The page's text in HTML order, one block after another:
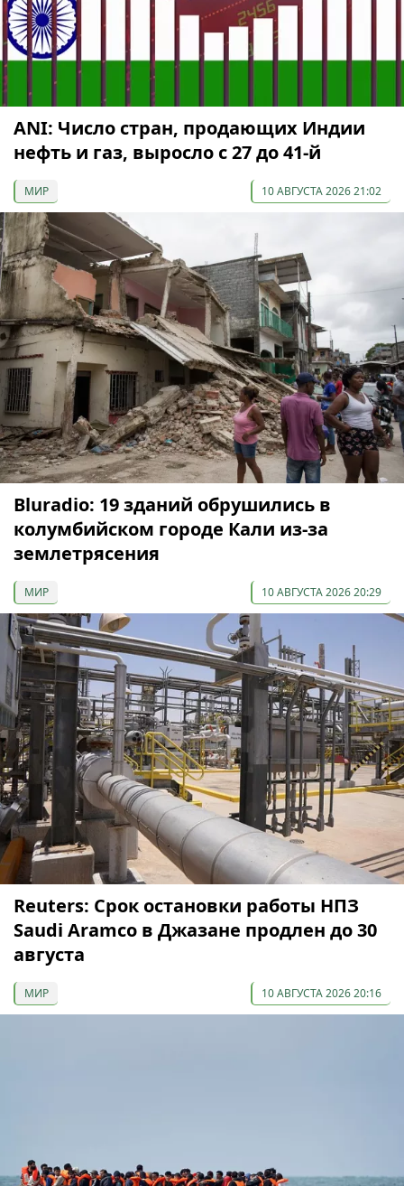
ANI: Число стран, продающих Индии
нефть и газ, выросло с 27 до 41-й
МИР 10 АВГУСТА 2026 21:02
Bluradio: 19 зданий обрушились в
колумбийском городе Кали из-за
землетрясения
МИР 10 АВГУСТА 2026 20:29
Reuters: Срок остановки работы НПЗ
Saudi Aramco в Джазане продлен до 30
августа
МИР 10 АВГУСТА 2026 20:16